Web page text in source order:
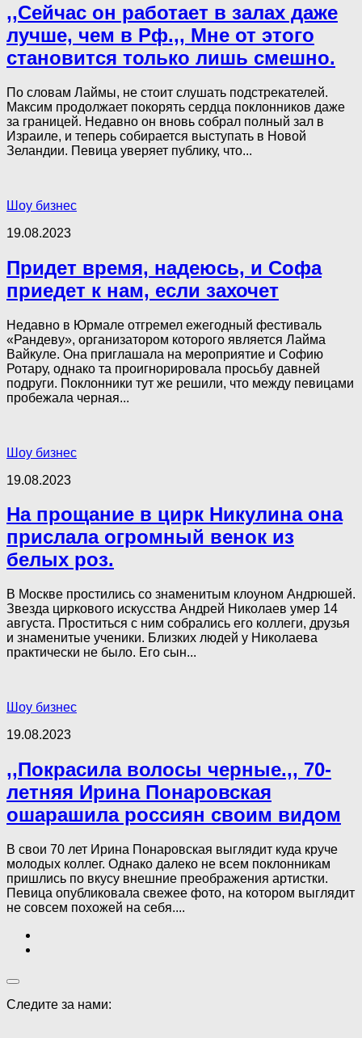
,,Сейчас он работает в залах даже
лучше, чем в Рф.,, Мне от этого
становится только лишь смешно.
По словам Лаймы, не стоит слушать подстрекателей.
Максим продолжает покорять сердца поклонников даже
за границей. Недавно он вновь собрал полный зал в
Израиле, и теперь собирается выступать в Новой
Зеландии. Певица уверяет публику, что...
Шоу бизнес
19.08.2023
Придет время, надеюсь, и Софа
приедет к нам, если захочет
Недавно в Юрмале отгремел ежегодный фестиваль
«Рандеву», организатором которого является Лайма
Вайкуле. Она приглашала на мероприятие и Софию
Ротару, однако та проигнорировала просьбу давней
подруги. Поклонники тут же решили, что между певицами
пробежала черная...
Шоу бизнес
19.08.2023
На прощание в цирк Никулина она
прислала огромный венок из
белых роз.
В Москве простились со знаменитым клоуном Андрюшей.
Звезда циркового искусства Андрей Николаев умер 14
августа. Проститься с ним собрались его коллеги, друзья
и знаменитые ученики. Близких людей у Николаева
практически не было. Его сын...
Шоу бизнес
19.08.2023
,,Покрасила волосы черные.,, 70-
летняя Ирина Понаровская
ошарашила россиян своим видом
В свои 70 лет Ирина Понаровская выглядит куда круче
молодых коллег. Однако далеко не всем поклонникам
пришлись по вкусу внешние преображения артистки.
Певица опубликовала свежее фото, на котором выглядит
не совсем похожей на себя....
Следите за нами: